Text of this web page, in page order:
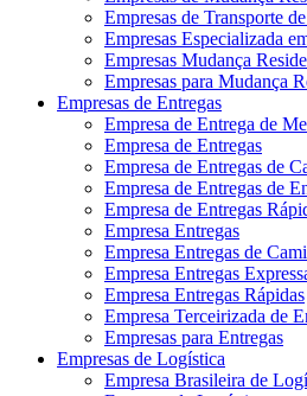
Empresas de Transporte
Empresas Especializada
Empresas Mudança
Empresas para Mudança
Empresas de Entregas
Empresa de Entrega de
Empresa de Entregas
Empresa de Entregas de
Empresa de Entregas de
Empresa de Entregas
Empresa Entregas
Empresa Entregas de
Empresa Entregas
Empresa Entregas Rápidas
Empresa Terceirizada de
Empresas para Entregas
Empresas de Logística
Empresa Brasileira de